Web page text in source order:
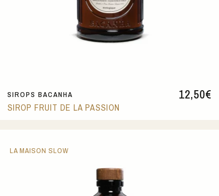
12,50€
SIROPS BACANHA
SIROP FRUIT DE LA PASSION
LA MAISON SLOW